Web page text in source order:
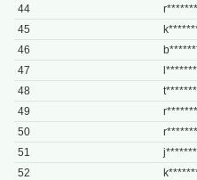
44
45
46
47
48
49
50
51
52